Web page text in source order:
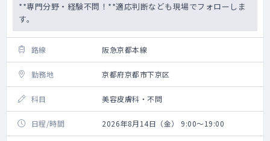
**専門分野・経験不問！**適応判断なども現場でフォローしま
す。
路線 阪急京都本線
勤務地 京都府京都市下京区
科目 美容皮膚科・不問
日程/時間 2026年8月14日（金） 9:00～19:00